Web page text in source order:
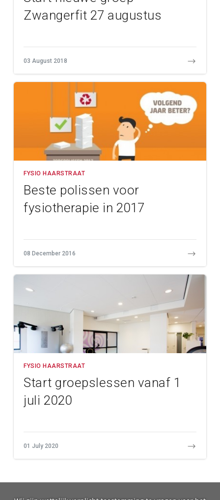
Zwangerfit 27 augustus
03 August 2018
FYSIO HAARSTRAAT
Beste polissen voor
fysiotherapie in 2017
08 December 2016
FYSIO HAARSTRAAT
Start groepslessen vanaf 1
juli 2020
01 July 2020